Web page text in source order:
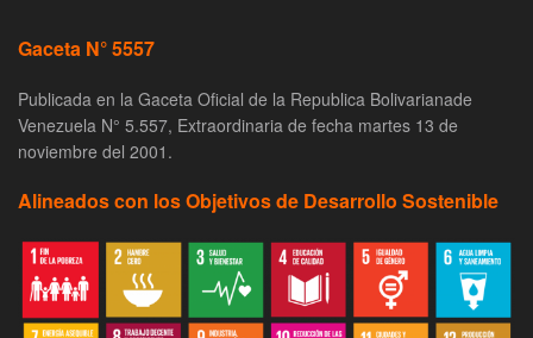
Gaceta N° 5557
Publicada en la Gaceta Oficial de la Republica Bolivarianade
Venezuela N° 5.557, Extraordinaria de fecha martes 13 de
noviembre del 2001.
Alineados con los Objetivos de Desarrollo Sostenible